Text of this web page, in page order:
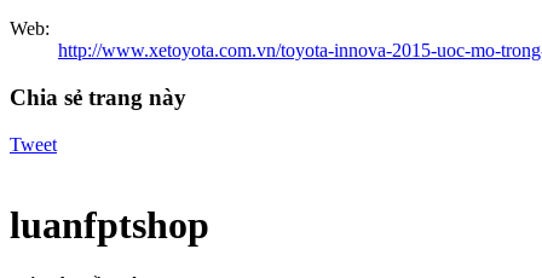
Web:
http://www.xetoyota.com.vn/toyota-innova-2015-uoc-mo-
Chia sẻ trang này
Tweet
luanfptshop